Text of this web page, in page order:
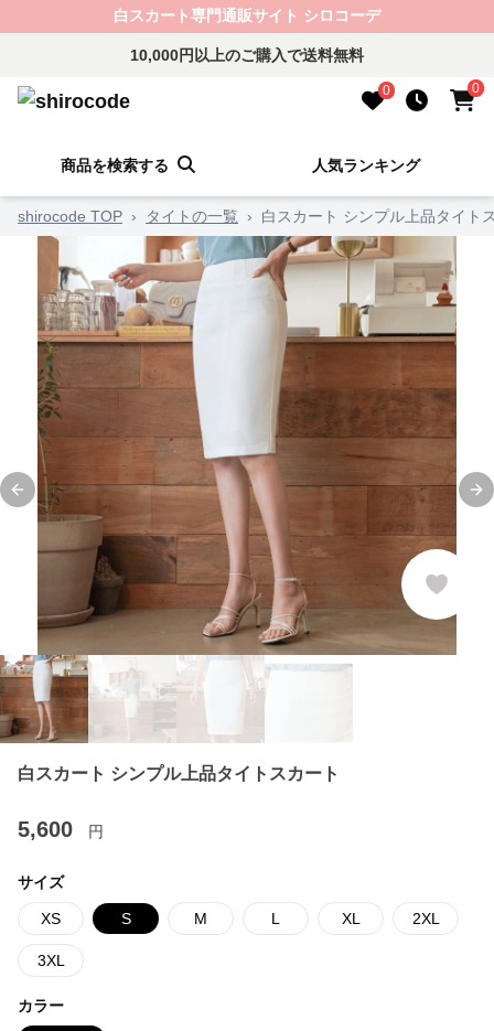
白スカート専門通販サイト シロコーデ
10,000円以上のご購入で送料無料
0 0
商品を検索する 人気ランキング
shirocode TOP › タイトの一覧 › 白スカート シンプル上品タイト
Previous slide
白スカート シンプル上品タイトスカート
5,600 円
サイズ
XS S M L XL 2XL
3XL
カラー